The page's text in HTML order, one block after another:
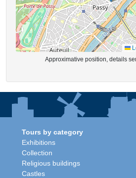
Approximative position, details
Tours by category
Exhibitions
Collection
Religious buildings
Castles